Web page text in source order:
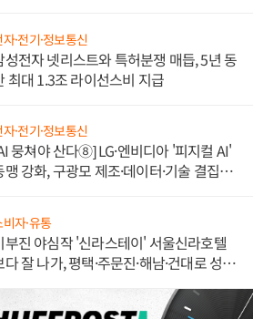
자·전기·정보통신
성전자 넷리스트와 특허분쟁 매듭, 5년 동
최대 1.3조 라이선스비 지급
자·전기·정보통신
뭉쳐야 산다⑧] LG·엔비디아 '피지컬 AI'
맹 강화, 구광모 제조·데이터·기술 결집
자·유통
부진 야심작 '신라스테이' 서울신라호텔
다 잘 나가, 평택·주문진·해남·건대로 성